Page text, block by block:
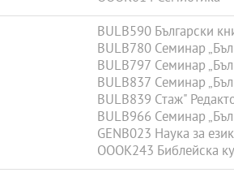
BULB590 Български
BULB780 Семинар
BULB797 Семинар
BULB837 Семинар
BULB839 Стаж"
BULB966 Семинар
GENB023 Наука за
OOOK243 Библейска